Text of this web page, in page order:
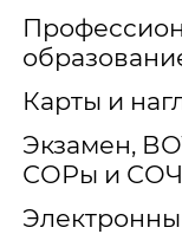
Карты и
Экзамен,
СОРы и